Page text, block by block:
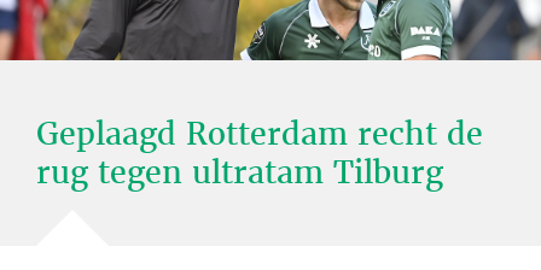
Geplaagd Rotterdam recht de
rug tegen ultratam Tilburg